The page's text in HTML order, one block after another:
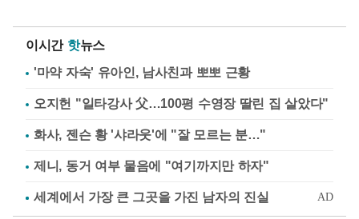
이시간 핫뉴스
'마약 자숙' 유아인, 남사친과 뽀뽀 근황
오지헌 "일타강사 父…100평 수영장 딸린 집 살았다"
화사, 젠슨 황 '샤라웃'에 "잘 모르는 분…"
제니, 동거 여부 물음에 "여기까지만 하자"